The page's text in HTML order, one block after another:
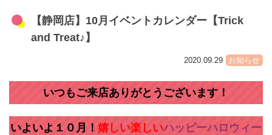
【静岡店】10月イベントカレンダー【Trick
and Treat♪】
2020.09.29 お知らせ
いつもご来店ありがとうございます！
いよいよ１０月！ 嬉しい楽しいハッピーハロウィー